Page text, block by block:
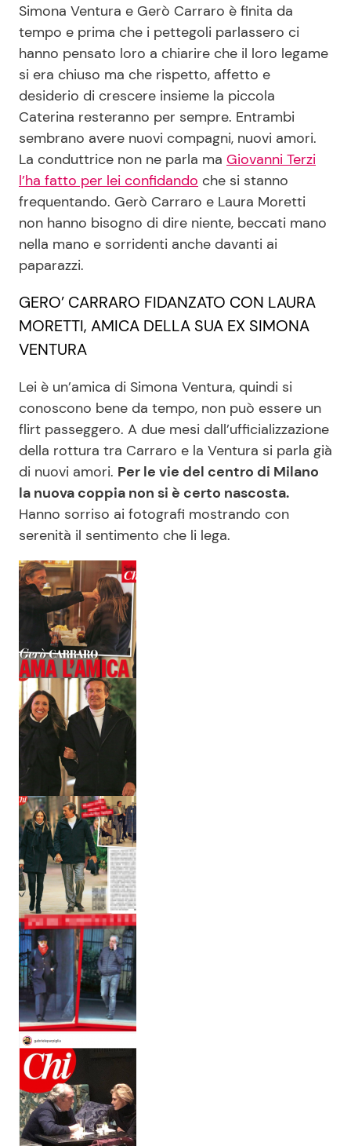
Viaggi e Turismo
Festività
Ricette Feste
Ricette per Bambini
Seguici
Info
Chi siamo
Disclaimer e Privacy
Redazione
Contattaci
Pubblicità
Privacy Policy
Simona Ventura e Gerò Carraro è finita da
tempo e prima che i pettegoli parlassero ci
hanno pensato loro a chiarire che il loro legame
si era chiuso ma che rispetto, affetto e
desiderio di crescere insieme la piccola
Caterina resteranno per sempre. Entrambi
sembrano avere nuovi compagni, nuovi amori.
La conduttrice non ne parla ma Giovanni Terzi
l’ha fatto per lei confidando che si stanno
frequentando. Gerò Carraro e Laura Moretti
non hanno bisogno di dire niente, beccati mano
nella mano e sorridenti anche davanti ai
paparazzi.
GERO’ CARRARO FIDANZATO CON LAURA
MORETTI, AMICA DELLA SUA EX SIMONA
VENTURA
Lei è un’amica di Simona Ventura, quindi si
conoscono bene da tempo, non può essere un
flirt passeggero. A due mesi dall’ufficializzazione
della rottura tra Carraro e la Ventura si parla già
di nuovi amori. Per le vie del centro di Milano
la nuova coppia non si è certo nascosta.
Hanno sorriso ai fotografi mostrando con
serenità il sentimento che li lega.